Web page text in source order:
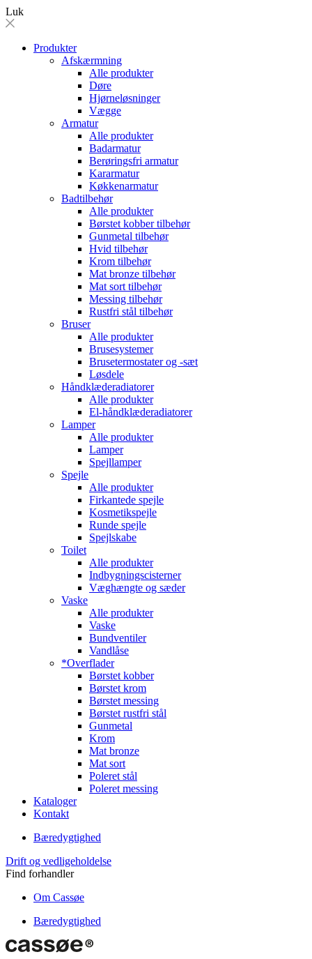
Luk
Produkter
Afskærmning
Alle produkter
Døre
Hjørneløsninger
Vægge
Armatur
Alle produkter
Badarmatur
Berøringsfri armatur
Kararmatur
Køkkenarmatur
Badtilbehør
Alle produkter
Børstet kobber tilbehør
Gunmetal tilbehør
Hvid tilbehør
Krom tilbehør
Mat bronze tilbehør
Mat sort tilbehør
Messing tilbehør
Rustfri stål tilbehør
Bruser
Alle produkter
Brusesystemer
Brusetermostater og -sæt
Løsdele
Håndklæde­radiatorer
Alle produkter
El-håndklæde­radiatorer
Lamper
Alle produkter
Lamper
Spejllamper
Spejle
Alle produkter
Firkantede spejle
Kosmetikspejle
Runde spejle
Spejlskabe
Toilet
Alle produkter
Indbygnings­cisterner
Væghængte og sæder
Vaske
Alle produkter
Vaske
Bundventiler
Vandlåse
*Overflader
Børstet kobber
Børstet krom
Børstet messing
Børstet rustfri stål
Gunmetal
Krom
Mat bronze
Mat sort
Poleret stål
Poleret messing
Kataloger
Kontakt
Bæredygtighed
Drift og vedligeholdelse
Find forhandler
Om Cassøe
Bæredygtighed